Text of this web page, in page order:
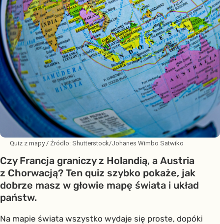
Quiz z mapy / Źródło: Shutterstock/Johanes Wimbo Satwiko
Czy Francja graniczy z Holandią, a Austria
z Chorwacją? Ten quiz szybko pokaże, jak
dobrze masz w głowie mapę świata i układ
państw.
Na mapie świata wszystko wydaje się proste, dopóki